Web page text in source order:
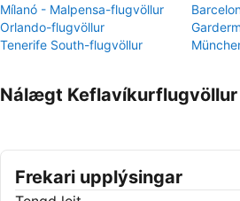
Mílanó - Malpensa-flugvöllur
Orlando-flugvöllur
Tenerife South-flugvöllur
Nálægt
Frekari upplýsingar